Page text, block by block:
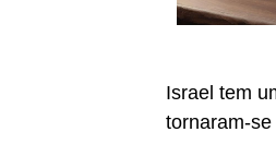
Israel tem
tornaram-